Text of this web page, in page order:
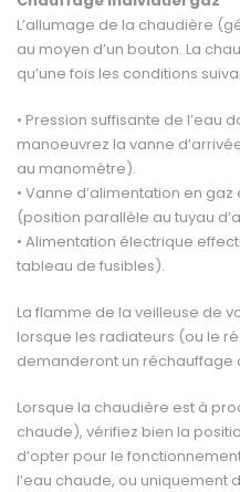
L’allumage de la chaudière
au moyen d’un bouton. La
qu’une fois les conditions
• Pression suffisante de l’eau
manoeuvrez la vanne
au manomètre).
• Vanne d’alimentation en
(position parallèle au tuyau
• Alimentation électrique
tableau de fusibles).
La flamme de la veilleuse de
lorsque les radiateurs (ou le
demanderont un réchauffage
Lorsque la chaudière est à
chaude), vérifiez bien la
d’opter pour le
l’eau chaude, ou uniquement